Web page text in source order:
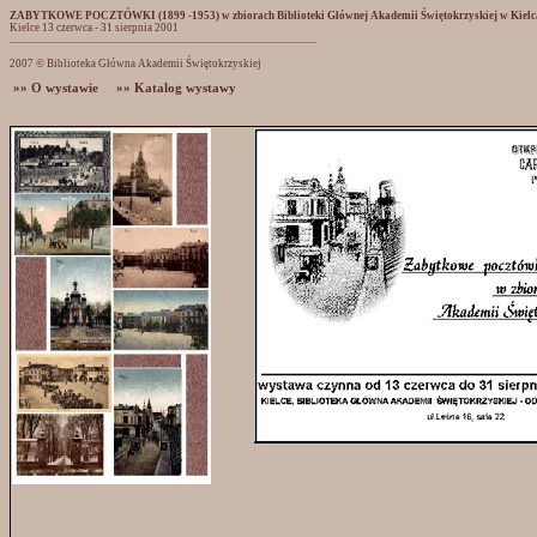
ZABYTKOWE POCZTÓWKI (1899 -1953) w zbiorach Biblioteki Głównej Akademii Świętokrzyskiej w
Kielce 13 czerwca - 31 sierpnia 2001
................................................................................................................................
2007 © Biblioteka Główna Akademii Świętokrzyskiej
»» O wystawie »» Katalog wystawy